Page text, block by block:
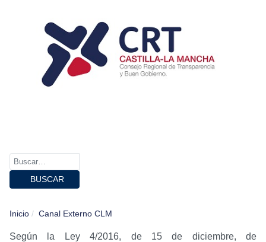
BUSCAR
Inicio Canal Externo CLM
Según la Ley 4/2016, de 15 de diciembre, de